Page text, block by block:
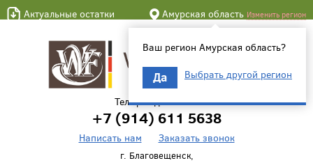
Актуальные остатки Амурская область Изменить регион
Ваш регион Амурская область?
Да Выбрать другой регион
Телефон для связи
+7 (914) 611 5638
Написать нам Заказать звонок
г. Благовещенск,